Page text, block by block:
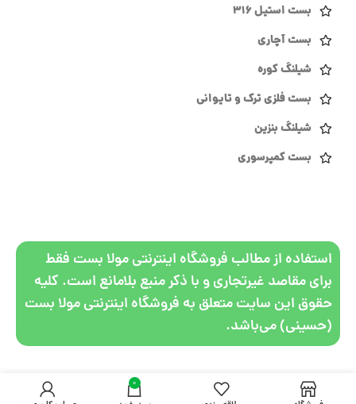
بست استیل 316
بست آچاری
شیلنگ کوره
بست فلزی ترک و تایوانی
شیلنگ بنزین
بست کمپرسوری
استفاده از مطالب فروشگاه اینترنتی مولا بست فقط
برای مقاصد غیرتجاری و با ذکر منبع بلامانع است. کلیه
حقوق این سایت متعلق به فروشگاه اینترنتی مولا بست
(حسینی) می‌باشد.
0